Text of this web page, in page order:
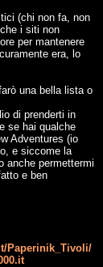
(chi non fa, non
i siti non
per mantenere
era, lo
una bella lista o
di prenderti in
se hai qualche
Adventures (io
e siccome la
anche permettermi
e ben
Paperinik_Tivoli/